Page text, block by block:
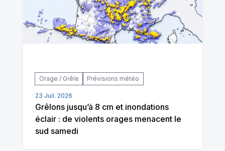
Orage / Grêle Prévisions météo
23 Juil. 2026
Grêlons jusqu’à 8 cm et inondations
éclair : de violents orages menacent le
sud samedi